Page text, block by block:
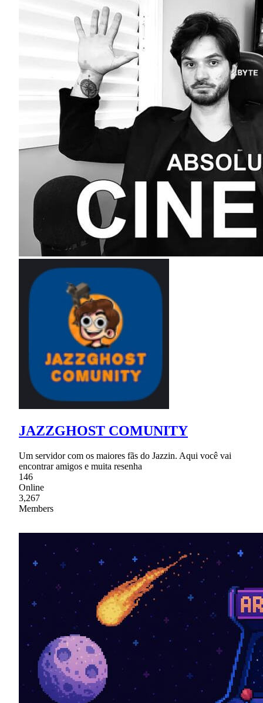
JAZZGHOST COMUNITY
Um servidor com os maiores fãs do Jazzin. Aqui você vai
encontrar amigos e muita resenha
146
Online
3,267
Members